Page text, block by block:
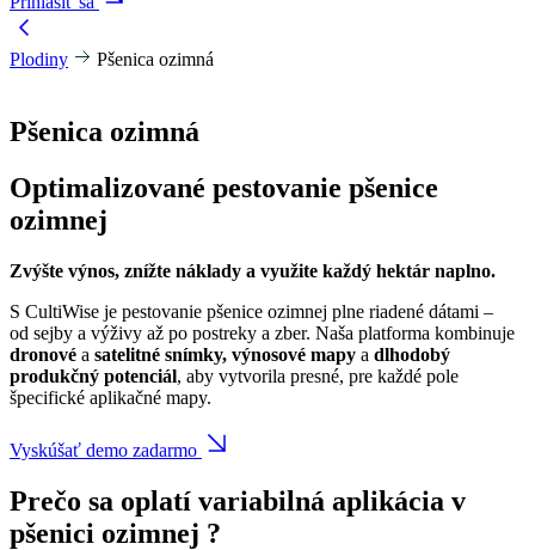
Plodiny Pšenica ozimná
Pšenica ozimná
Optimalizované pestovanie pšenice
ozimnej
Zvýšte výnos, znížte náklady a využite každý hektár naplno.
S CultiWise je pestovanie pšenice ozimnej plne riadené dátami –
od sejby a výživy až po postreky a zber. Naša platforma kombinuje
dronové a satelitné snímky, výnosové mapy a dlhodobý
produkčný potenciál, aby vytvorila presné, pre každé pole
špecifické aplikačné mapy.
Vyskúšať demo zadarmo
Prečo sa oplatí variabilná aplikácia v
pšenici ozimnej ?